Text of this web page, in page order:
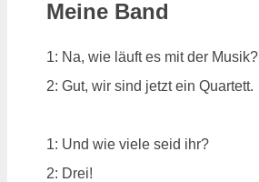
Meine Band
1: Na, wie läuft es mit der Musik?
2: Gut, wir sind jetzt ein Quartett.
1: Und wie viele seid ihr?
2: Drei!